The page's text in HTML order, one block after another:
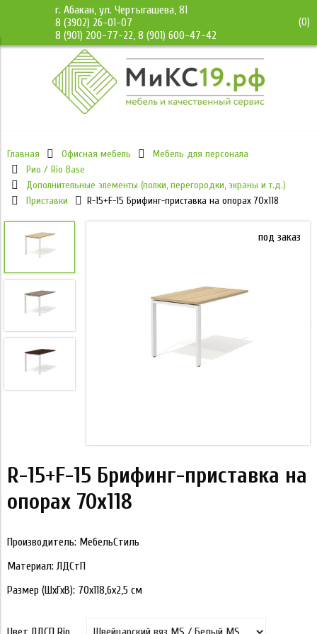
г. Абакан, ул. Чертыгашева, 81
8 (3902) 26-01-07
8 (901) 200-77-22, 8 (901) 600-47-42
(0)
Главная Офисная мебель
Мебель для персонала
Рио / Rio Base
Дополнительные элементы (полки, перегородки, экраны и т.д.)
Приставки
R-15+F-15 Брифинг-приставка на опорах 70х118
под заказ
R-15+F-15 Брифинг-приставка на
опорах 70х118
Производитель: МебельСтиль
Материал: ЛДСтП
Размер (ШхГхВ): 70х118,6х2,5 см